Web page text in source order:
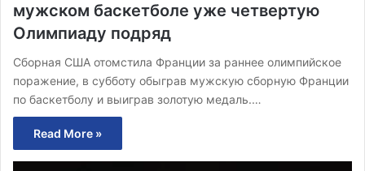
мужском баскетболе уже четвертую
Олимпиаду подряд
Сборная США отомстила Франции за раннее олимпийское
поражение, в субботу обыграв мужскую сборную Франции
по баскетболу и выиграв золотую медаль.…
Read More »